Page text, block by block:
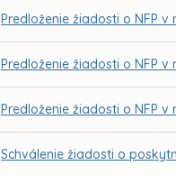
Predloženie žiadosti o NFP
Predloženie žiadosti o NFP
Predloženie žiadosti o NFP
Schválenie žiadosti o